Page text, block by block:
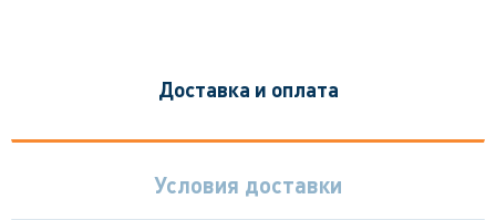
Доставка и оплата
Условия доставки